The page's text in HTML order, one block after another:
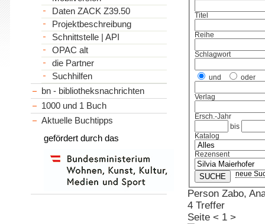
Titel
Reihe
Schlagwort
und oder
Verlag
Ersch.-Jahr
bis
Katalog
Rezensent
neue
Person Zabo,
4 Treffer
Seite < 1 >
Daten ZACK Z39.50
Projektbeschreibung
Schnittstelle | API
OPAC alt
die Partner
Suchhilfen
bn - bibliotheksnachrichten
1000 und 1 Buch
Aktuelle Buchtipps
gefördert durch das